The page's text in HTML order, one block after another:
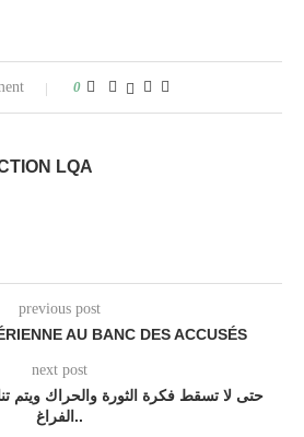
0
LQA
previous post
AU BANC DES ACCUSÉS
next post
حتى لا تسقط فكرة الثورة والحراك ويتم
الفراغ..